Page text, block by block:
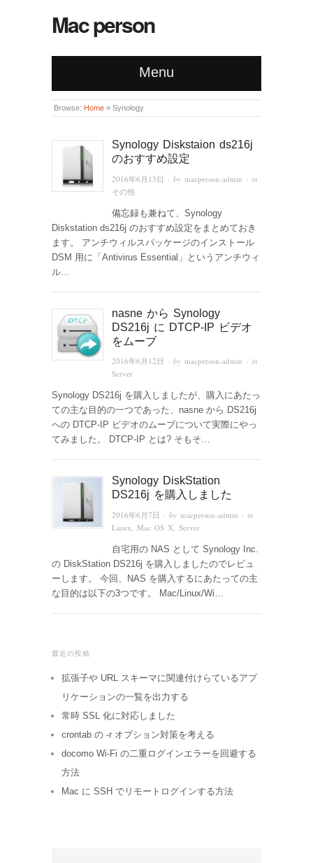
Mac person
Menu
Browse: Home » Synology
Synology Diskstaion ds216j
のおすすめ設定
2016年6月13日 · by macperson-admin · in
その他
備忘録も兼ねて、Synology
Diskstation ds216j のおすすめ設定をまとめておき
ます。 アンチウィルスパッケージのインストール
DSM 用に「Antivirus Essential」というアンチウィ
ル…
nasne から Synology
DS216j に DTCP-IP ビデオ
をムーブ
2016年6月12日 · bymacperson-admin · in
Server
Synology DS216j を購入しましたが、購入にあたっ
ての主な目的の一つであった、nasne から DS216j
への DTCP-IP ビデオのムーブについて実際にやっ
てみました。 DTCP-IP とは? そもそ…
Synology DiskStation
DS216j を購入しました
2016年6月7日 · by macperson-admin · in
Linux ,Mac OS X ,Server
自宅用の NAS として Synology Inc.
の DiskStation DS216j を購入しましたのでレビュ
ーします。 今回、NAS を購入するにあたっての主
な目的は以下の3つです。 Mac/Linux/Wi…
最近の投稿
拡張子や URL スキーマに関連付けらているアプ
リケーションの一覧を出力する
常時 SSL 化に対応しました
crontab の -r オプション対策を考える
docomo Wi-Fi の二重ログインエラーを回避する
方法
Mac に SSH でリモートログインする方法